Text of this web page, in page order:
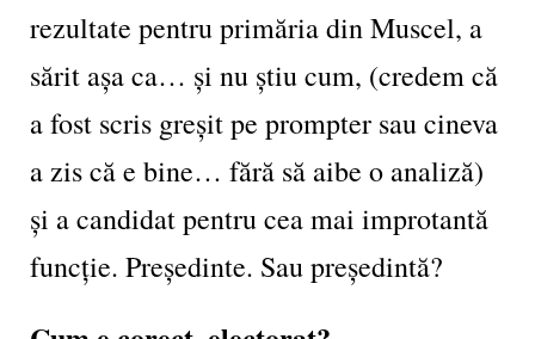
rezultate pentru primăria din Muscel, a
sărit așa ca… și nu știu cum, (credem că
a fost scris greșit pe prompter sau cineva
a zis că e bine… fără să aibe o analiză)
și a candidat pentru cea mai improtantă
funcție. Președinte. Sau președintă?